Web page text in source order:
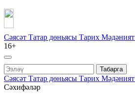
Сәясәт Татар дөньясы Тарих Мәдәният
16+
Табарга
Сәясәт Татар дөньясы Тарих Мәдәният
Сәхифәләр